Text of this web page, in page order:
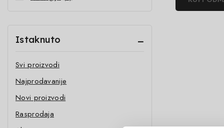
Istaknuto
Svi proizvodi
Najprodavanije
Novi proizvodi
Rasprodaja